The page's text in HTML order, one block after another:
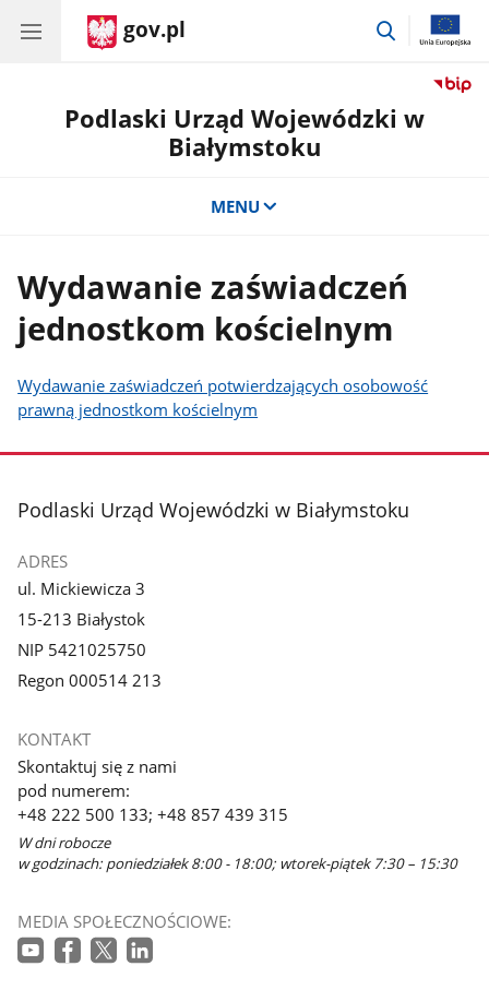
gov.pl
przejdź
Podlaski Urząd Wojewódzki w
Białymstoku
MENU
Wydawanie zaświadczeń
jednostkom kościelnym
Wydawanie zaświadczeń potwierdzających osobowość
prawną jednostkom kościelnym
stopka
Podlaski Urząd Wojewódzki w Białymstoku
ADRES
ul. Mickiewicza 3
15-213 Białystok
NIP 5421025750
Regon 000514 213
KONTAKT
Skontaktuj się z nami
pod numerem:
+48 222 500 133; +48 857 439 315
W dni robocze
w godzinach: poniedziałek 8:00 - 18:00; wtorek-piątek 7:30 – 15:30
MEDIA SPOŁECZNOŚCIOWE: